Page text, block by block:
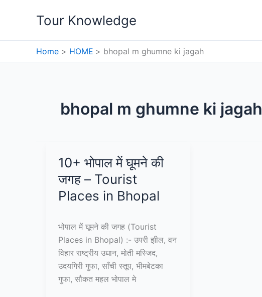
Tour Knowledge
Home HOME bhopal m ghumne ki jagah
bhopal m ghumne ki jagah
10+ भोपाल में घूमने की
जगह – Tourist
Places in Bhopal
भोपाल में घूमने की जगह (Tourist
Places in Bhopal) :- उपरी झील, वन
विहार राष्ट्रीय उधान, मोती मस्जिद,
उदयगिरी गुफा, साँची स्तूप, भीमबेटका
गुफा, सौकत महल भोपाल मे